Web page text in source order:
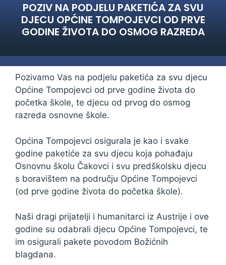
POZIV NA PODJELU PAKETIĆA ZA SVU
DJECU OPĆINE TOMPOJEVCI OD PRVE
GODINE ŽIVOTA DO OSMOG RAZREDA
Pozivamo Vas na podjelu paketića za svu djecu
Općine Tompojevci od prve godine života do
početka škole, te djecu od prvog do osmog
razreda osnovne škole.
Općina Tompojevci osigurala je kao i svake
godine paketiće za svu djecu koja pohađaju
Osnovnu školu Čakovci i svu predškolsku djecu
s boravištem na području Općine Tompojevci
(od prve godine života do početka škole).
Naši dragi prijatelji i humanitarci iz Austrije i ove
godine su odabrali djecu Općine Tompojevci, te
im osigurali pakete povodom Božićnih
blagdana.